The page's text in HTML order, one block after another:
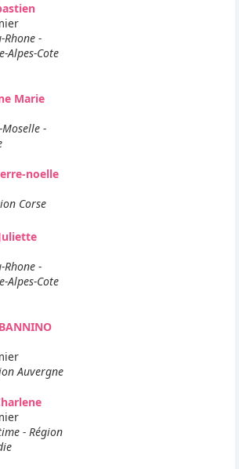
Rhone -
Alpes-Cote
Marie
-
noelle
Corse
Rhone -
Alpes-Cote
Auvergne
- Région